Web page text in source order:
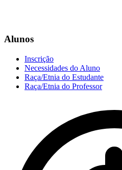
Alunos
Inscrição
Necessidades do Aluno
Raça/Etnia do Estudante
Raça/Etnia do Professor